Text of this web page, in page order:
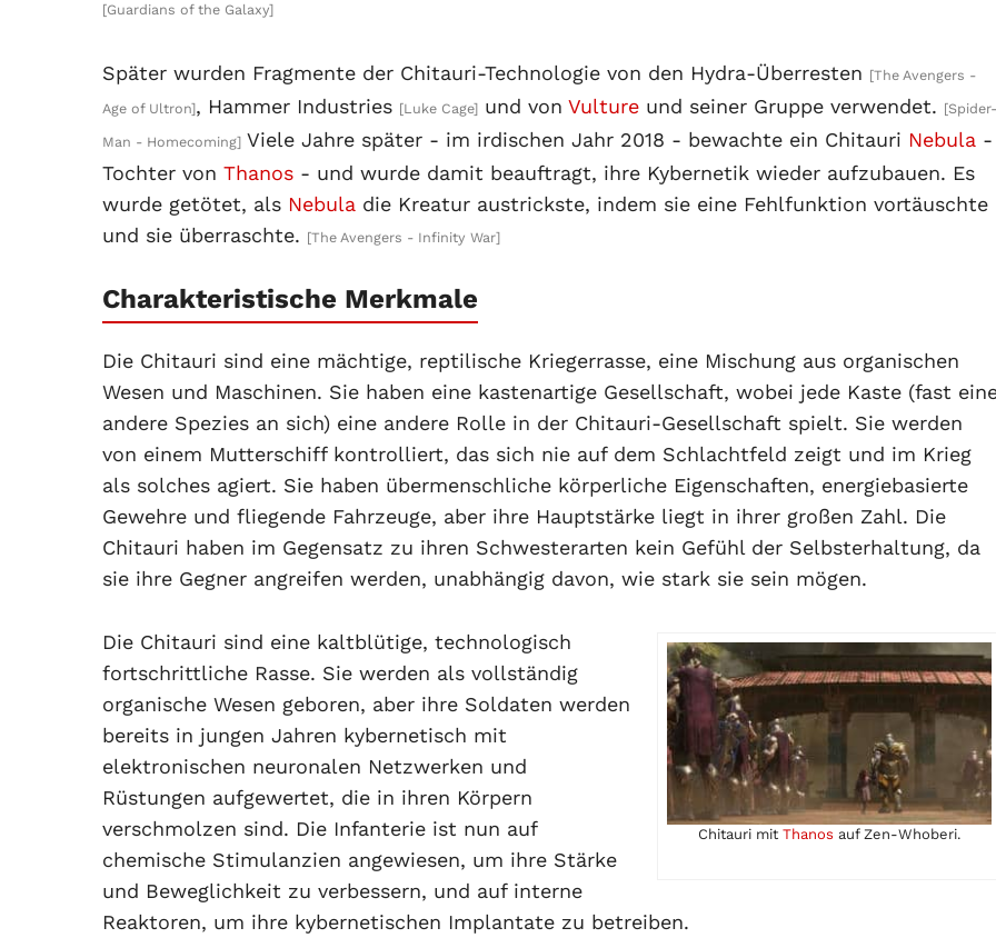
[Guardians of the Galaxy]
Später wurden Fragmente der Chitauri-Technologie von den Hydra-Überresten [The Avengers -
Age of Ultron], Hammer Industries [Luke Cage] und von Vulture und seiner Gruppe verwendet. [Spider-
Man - Homecoming] Viele Jahre später - im irdischen Jahr 2018 - bewachte ein Chitauri Nebula -
Tochter von Thanos - und wurde damit beauftragt, ihre Kybernetik wieder aufzubauen. Es
wurde getötet, als Nebula die Kreatur austrickste, indem sie eine Fehlfunktion vortäuschte
und sie überraschte. [The Avengers - Infinity War]
Charakteristische Merkmale
Die Chitauri sind eine mächtige, reptilische Kriegerrasse, eine Mischung aus organischen
Wesen und Maschinen. Sie haben eine kastenartige Gesellschaft, wobei jede Kaste (fast
andere Spezies an sich) eine andere Rolle in der Chitauri-Gesellschaft spielt. Sie werden
von einem Mutterschiff kontrolliert, das sich nie auf dem Schlachtfeld zeigt und im Krieg
als solches agiert. Sie haben übermenschliche körperliche Eigenschaften, energiebasierte
Gewehre und fliegende Fahrzeuge, aber ihre Hauptstärke liegt in ihrer großen Zahl. Die
Chitauri haben im Gegensatz zu ihren Schwesterarten kein Gefühl der Selbsterhaltung, da
sie ihre Gegner angreifen werden, unabhängig davon, wie stark sie sein mögen.
Chitauri mit Thanos auf Zen-Whoberi.
Die Chitauri sind eine kaltblütige, technologisch
fortschrittliche Rasse. Sie werden als vollständig
organische Wesen geboren, aber ihre Soldaten werden
bereits in jungen Jahren kybernetisch mit
elektronischen neuronalen Netzwerken und
Rüstungen aufgewertet, die in ihren Körpern
verschmolzen sind. Die Infanterie ist nun auf
chemische Stimulanzien angewiesen, um ihre Stärke
und Beweglichkeit zu verbessern, und auf interne
Reaktoren, um ihre kybernetischen Implantate zu betreiben.